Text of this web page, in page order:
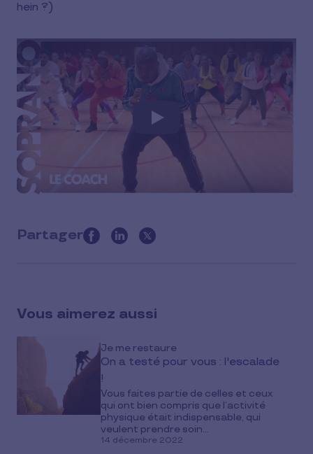
hein ?)
Play
Partager
this
media
Vous aimerez aussi
Je me restaure
On a testé pour vous : l'escalade
!
Vous faites partie de celles et ceux
qui ont bien compris que l’activité
physique était indispensable, qui
veulent prendre soin...
14 décembre 2022